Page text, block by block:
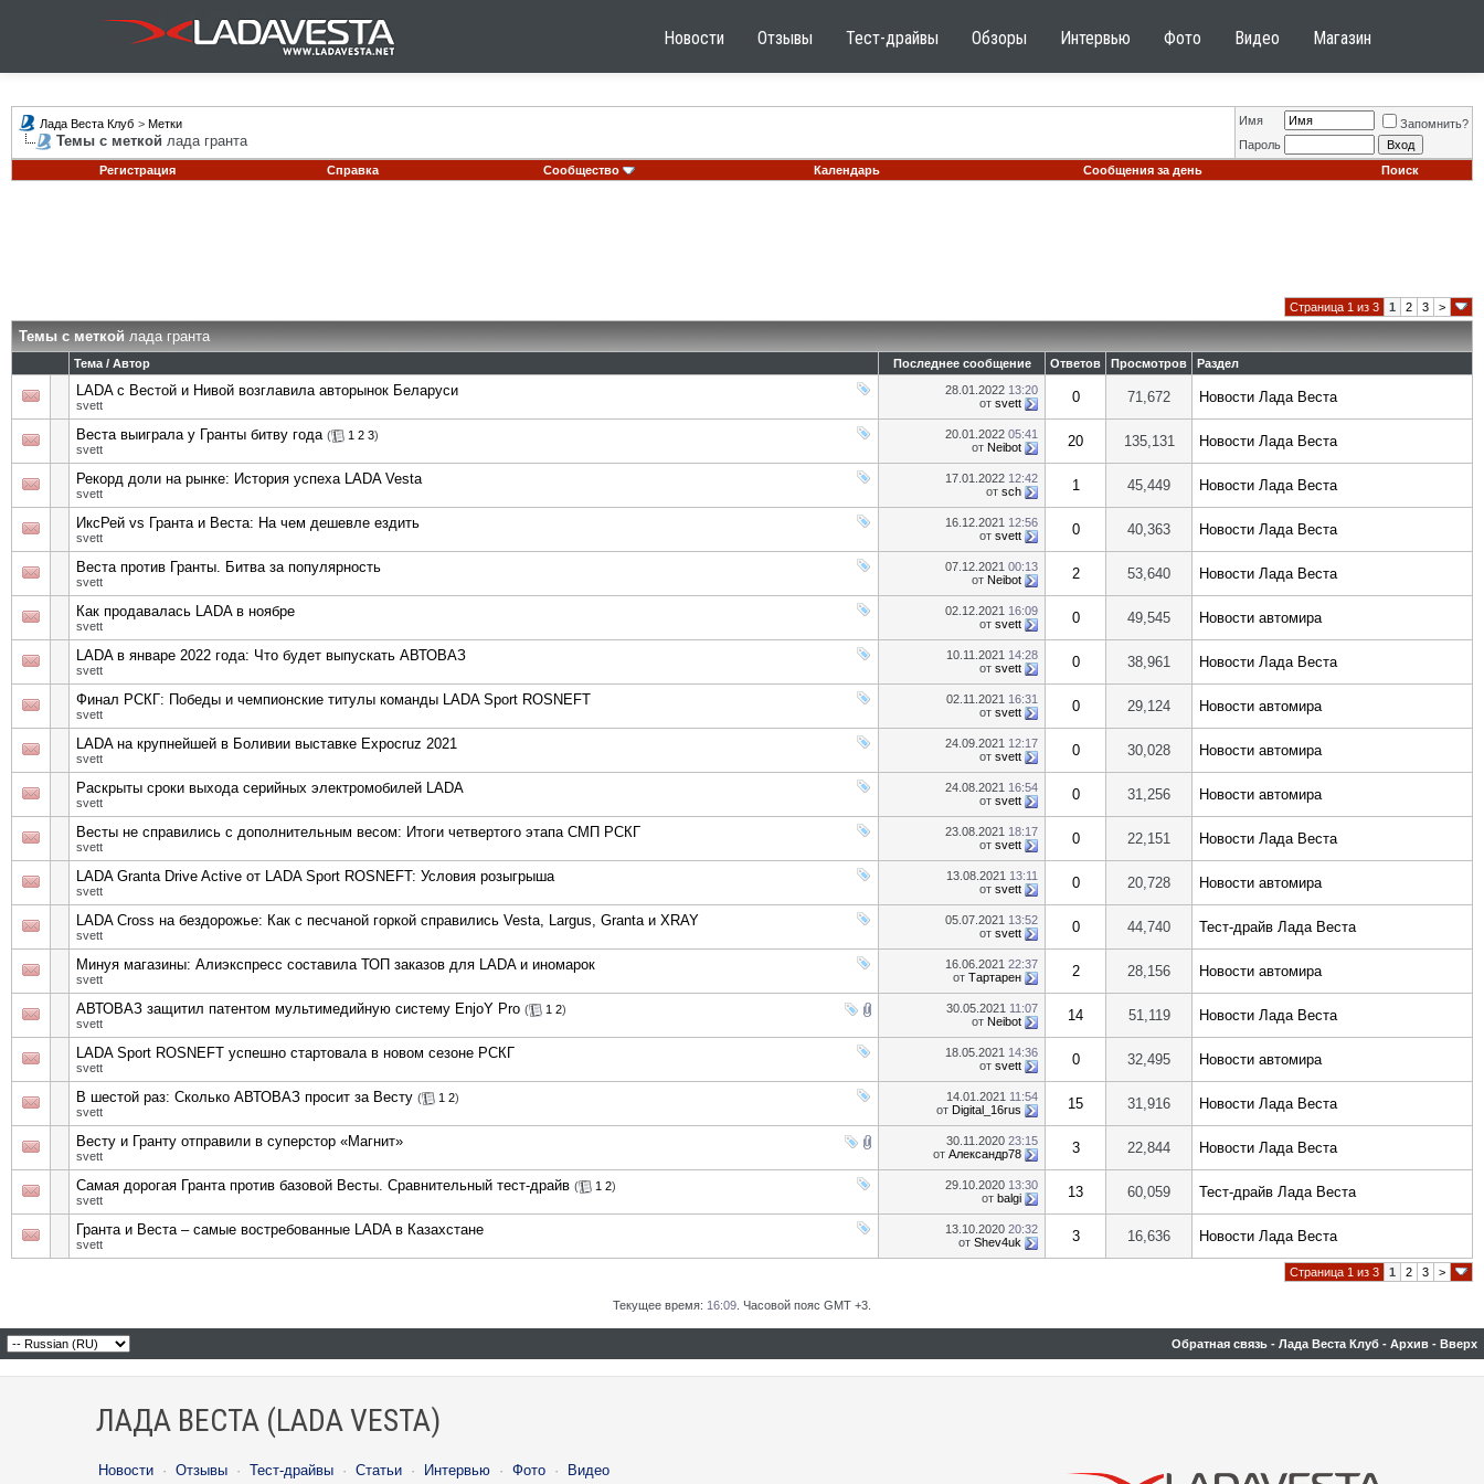
Новости Отзывы Тест-драйвы Обзоры Интервью Фото Видео Магазин
Лада Веста Клуб > Метки
Темы с меткой лада гранта
Имя
Запомнить?
Пароль
Регистрация
Справка Сообщество Календарь Сообщения за день Поиск
Страница 1 из 3 1 2 3 >
Темы с меткойлада гранта
Тема / Автор Последнее сообщение Ответов Просмотров Раздел
LADA с Вестой и Нивой возглавила авторынок Беларуси
svett
28.01.2022 13:20
от svett 0 71,672 Новости Лада Веста
Веста выиграла у Гранты битву года ( 1 2 3)
svett
20.01.2022 05:41
от Neibot 20 135,131 Новости Лада Веста
Рекорд доли на рынке: История успеха LADA Vesta
svett
17.01.2022 12:42
от sch 1 45,449 Новости Лада Веста
ИксРей vs Гранта и Веста: На чем дешевле ездить
svett
16.12.2021 12:56
от svett 0 40,363 Новости Лада Веста
Веста против Гранты. Битва за популярность
svett
07.12.2021 00:13
от Neibot 2 53,640 Новости Лада Веста
Как продавалась LADA в ноябре
svett
02.12.2021 16:09
от svett 0 49,545 Новости автомира
LADA в январе 2022 года: Что будет выпускать АВТОВАЗ
svett
10.11.2021 14:28
от svett 0 38,961 Новости Лада Веста
Финал РСКГ: Победы и чемпионские титулы команды LADA Sport ROSNEFT
svett
02.11.2021 16:31
от svett 0 29,124 Новости автомира
LADA на крупнейшей в Боливии выставке Expocruz 2021
svett
24.09.2021 12:17
от svett 0 30,028 Новости автомира
Раскрыты сроки выхода серийных электромобилей LADA
svett
24.08.2021 16:54
от svett 0 31,256 Новости автомира
Весты не справились с дополнительным весом: Итоги четвертого этапа СМП РСКГ
svett
23.08.2021 18:17
от svett 0 22,151 Новости Лада Веста
LADA Granta Drive Active от LADA Sport ROSNEFT: Условия розыгрыша
svett
13.08.2021 13:11
от svett 0 20,728 Новости автомира
LADA Cross на бездорожье: Как с песчаной горкой справились Vesta, Largus, Granta и XRAY
svett
05.07.2021 13:52
от svett 0 44,740 Тест-драйв Лада Веста
Минуя магазины: Алиэкспресс составила ТОП заказов для LADA и иномарок
svett
16.06.2021 22:37
от Тартарен 2 28,156 Новости автомира
АВТОВАЗ защитил патентом мультимедийную систему EnjoY Pro ( 1 2)
svett
30.05.2021 11:07
от Neibot 14 51,119 Новости Лада Веста
LADA Sport ROSNEFT успешно стартовала в новом сезоне РСКГ
svett
18.05.2021 14:36
от svett 0 32,495 Новости автомира
В шестой раз: Сколько АВТОВАЗ просит за Весту ( 1 2)
svett
14.01.2021 11:54
от Digital_16rus 15 31,916 Новости Лада Веста
Весту и Гранту отправили в суперстор «Магнит»
svett
30.11.2020 23:15
от Александр78 3 22,844 Новости Лада Веста
Самая дорогая Гранта против базовой Весты. Сравнительный тест-драйв ( 1 2)
svett
29.10.2020 13:30
от balgi 13 60,059 Тест-драйв Лада Веста
Гранта и Веста – самые востребованные LADA в Казахстане
svett
13.10.2020 20:32
от Shev4uk 3 16,636 Новости Лада Веста
Страница 1 из 3 1 2 3 >
Текущее время: 16:09 . Часовой пояс GMT +3.
Обратная связь - Лада Веста Клуб - Архив - Вверх
ЛАДА ВЕСТА (LADA VESTA)
Новости · Отзывы · Тест-драйвы · Статьи · Интервью · Фото · Видео